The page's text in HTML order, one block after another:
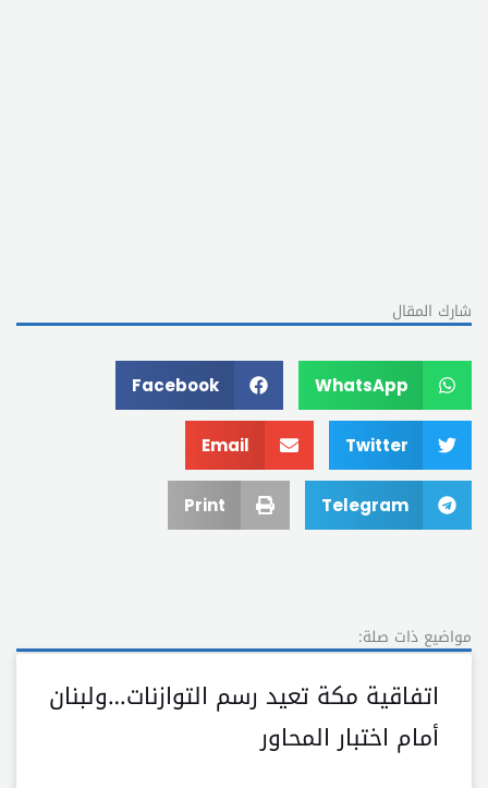
شارك المقال
WhatsApp
Facebook
Twitter
Email
Telegram
Print
مواضيع ذات صلة:
اتفاقية مكة تعيد رسم التوازنات…ولبنان
أمام اختبار المحاور